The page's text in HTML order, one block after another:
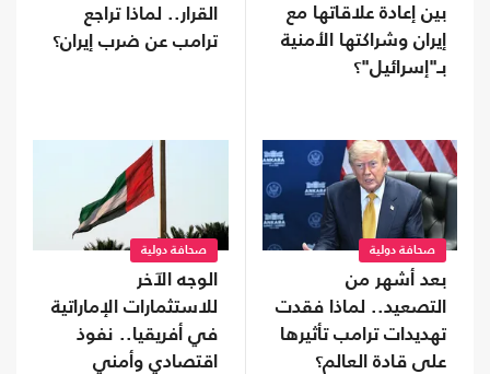
بين إعادة علاقاتها مع
إيران وشراكتها الأمنية
بـ"إسرائيل"؟
القرار.. لماذا تراجع
ترامب عن ضرب إيران؟
صحافة دولية
بعد أشهر من
التصعيد.. لماذا فقدت
تهديدات ترامب تأثيرها
على قادة العالم؟
صحافة دولية
الوجه الآخر
للاستثمارات الإماراتية
في أفريقيا.. نفوذ
اقتصادي وأمني